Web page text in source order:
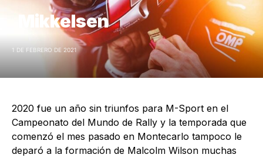
Mikkelsen
1 DE FEBRERO DE 2021
2020 fue un año sin triunfos para M-Sport en el
Campeonato del Mundo de Rally y la temporada que
comenzó el mes pasado en Montecarlo tampoco le
deparó a la formación de Malcolm Wilson muchas